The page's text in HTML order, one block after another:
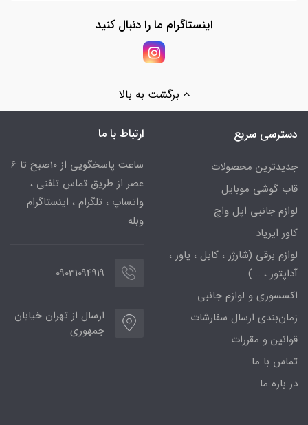
اینستاگرام ما را دنبال کنید
برگشت به بالا
دسترسی سریع
جدیدترین محصولات
قاب گوشی موبایل
لوازم جانبی اپل واچ
کاور ایرپاد
لوازم برقی (شارژر ، کابل ، پاور ،
آداپتور ، ...)
اکسسوری و لوازم جانبی
زمان‌بندی ارسال سفارشات
قوانین و مقررات
تماس با ما
در باره ما
ارتباط با ما
ساعت پاسخگویی از 10صبح تا 6
عصر از طریق تماس تلفنی ،
واتساپ ، تلگرام ، اینستاگرام
وبله
09031094919
ارسال از تهران خیابان
جمهوری